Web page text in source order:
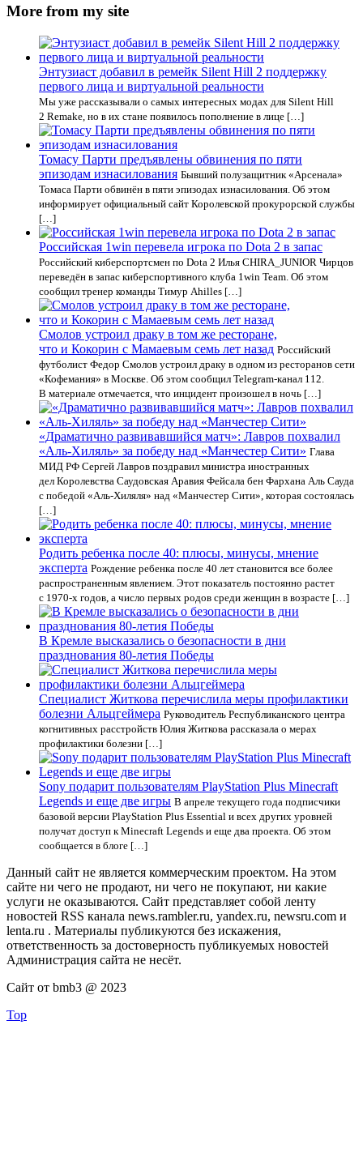
More from my site
Энтузиаст добавил в ремейк Silent Hill 2 поддержку
первого лица и виртуальной реальности
Мы уже рассказывали о самых интересных модах для Silent Hill
2 Remake, но в их стане появилось пополнение в лице […]
Томасу Парти предъявлены обвинения по пяти
эпизодам изнасилования Бывший полузащитник «Арсенала»
Томаса Парти обвинён в пяти эпизодах изнасилования. Об этом
информирует официальный сайт Королевской прокурорской службы
[…]
Российская 1win перевела игрока по Dota 2 в запас
Российский киберспортсмен по Dota 2 Илья CHIRA_JUNIOR Чирцов
переведён в запас киберспортивного клуба 1win Team. Об этом
сообщил тренер команды Тимур Ahilles […]
Смолов устроил драку в том же ресторане,
что и Кокорин с Мамаевым семь лет назад Российский
футболист Федор Смолов устроил драку в одном из ресторанов сети
«Кофемания» в Москве. Об этом сообщил Telegram-канал 112.
В материале отмечается, что инцидент произошел в ночь […]
«Драматично развивавшийся матч»: Лавров похвалил
«Аль-Хиляль» за победу над «Манчестер Сити» Глава
МИД РФ Сергей Лавров поздравил министра иностранных
дел Королевства Саудовская Аравия Фейсала бен Фархана Аль Сауда
с победой «Аль-Хиляля» над «Манчестер Сити», которая состоялась
[…]
Родить ребенка после 40: плюсы, минусы, мнение
эксперта Рождение ребенка после 40 лет становится все более
распространенным явлением. Этот показатель постоянно растет
с 1970-х годов, а число первых родов среди женщин в возрасте […]
В Кремле высказались о безопасности в дни
празднования 80-летия Победы
Специалист Житкова перечислила меры профилактики
болезни Альцгеймера Руководитель Республиканского центра
когнитивных расстройств Юлия Житкова рассказала о мерах
профилактики болезни […]
Sony подарит пользователям PlayStation Plus Minecraft
Legends и еще две игры В апреле текущего года подписчики
базовой версии PlayStation Plus Essential и всех других уровней
получат доступ к Minecraft Legends и еще два проекта. Об этом
сообщается в блоге […]
Данный сайт не является коммерческим проектом. На этом
сайте ни чего не продают, ни чего не покупают, ни какие
услуги не оказываются. Сайт представляет собой ленту
новостей RSS канала news.rambler.ru, yandex.ru, newsru.com и
lenta.ru . Материалы публикуются без искажения,
ответственность за достоверность публикуемых новостей
Администрация сайта не несёт.
Сайт от bmb3 @ 2023
Top